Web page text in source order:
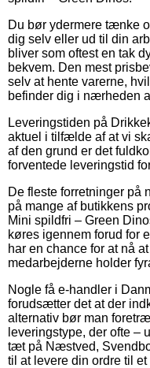
Du bør ydermere tænke
dig selv eller ud til din
bliver som oftest en tak
bekvem. Den mest
selv at hente varerne,
befinder dig i nærheden
Leveringstiden på
aktuel i tilfælde af at vi
af den grund er det
forventede leveringstid
De fleste forretninger på
på mange af butikkens
Mini spildfri – Green
køres igennem forud for
har en chance for at nå
medarbejderne holder
Nogle få e-handler i
forudsætter det at der
alternativ bør man
leveringstype, der ofte –
tæt på Næstved,
til at levere din ordre til